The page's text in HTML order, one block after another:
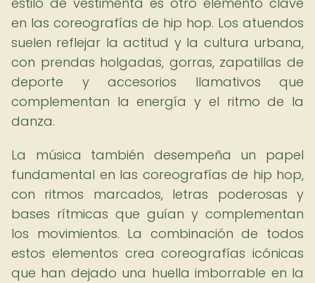
en las coreografías de hip hop. Los atuendos
suelen reflejar la actitud y la cultura urbana,
con prendas holgadas, gorras, zapatillas de
deporte y accesorios llamativos que
complementan la energía y el ritmo de la
danza.
La música también desempeña un papel
fundamental en las coreografías de hip hop,
con ritmos marcados, letras poderosas y
bases rítmicas que guían y complementan
los movimientos. La combinación de todos
estos elementos crea coreografías icónicas
que han dejado una huella imborrable en la